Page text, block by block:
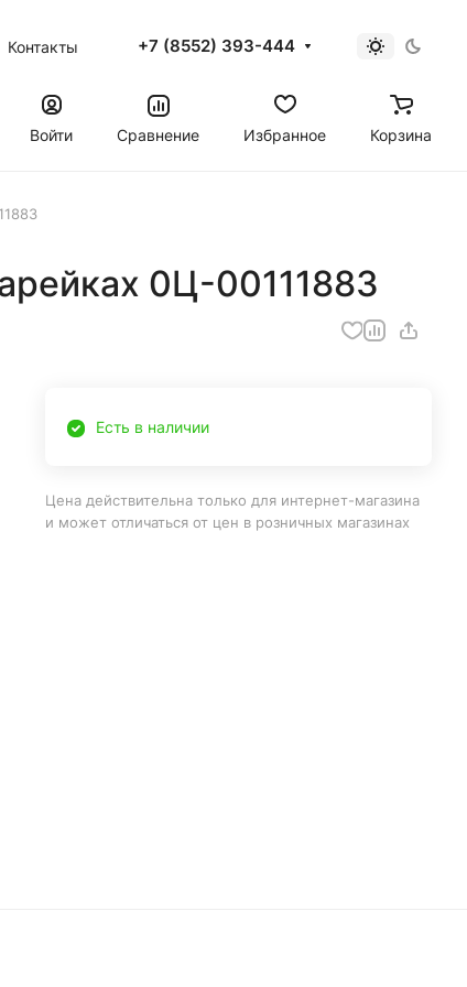
Контакты +7 (8552) 393-444
Войти
Сравнение Избранное Корзина
0Ц-00111883
Есть в наличии
Цена действительна только для интернет-магазина
и может отличаться от цен в розничных магазинах